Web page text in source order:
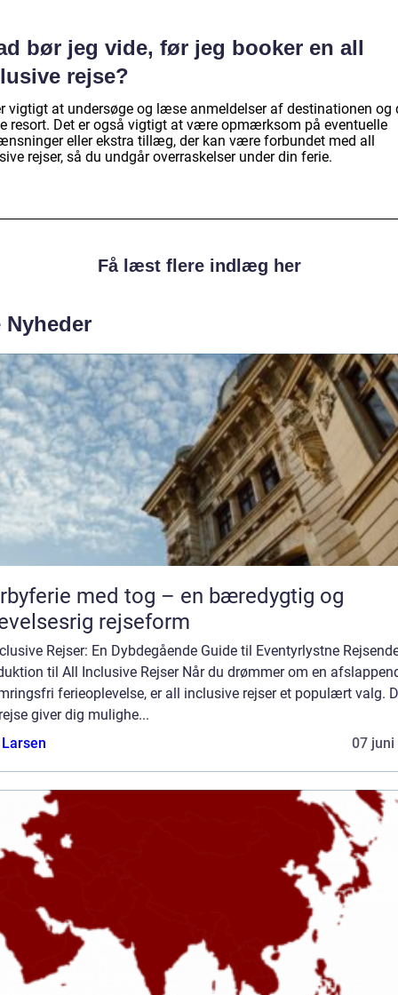
bør jeg vide, før jeg booker en all
rejse?
vigtigt at undersøge og læse anmeldelser af destinationen og
resort. Det er også vigtigt at være opmærksom på eventuelle
eller ekstra tillæg, der kan være forbundet med all
rejser, så du undgår overraskelser under din ferie.
Få læst flere indlæg her
Nyheder
med tog – en bæredygtig og
rejseform
Rejser: En Dybdegående Guide til Eventyrlystne
til All Inclusive Rejser Når du drømmer om en
ferieoplevelse, er all inclusive rejser et populært valg.
giver dig mulighe...
07 juni